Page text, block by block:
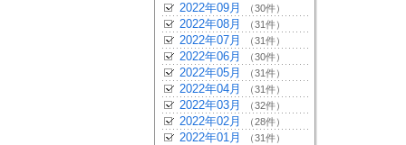
2022年09月 （30件）
2022年08月 （31件）
2022年07月 （31件）
2022年06月 （30件）
2022年05月 （31件）
2022年04月 （31件）
2022年03月 （32件）
2022年02月 （28件）
2022年01月 （31件）